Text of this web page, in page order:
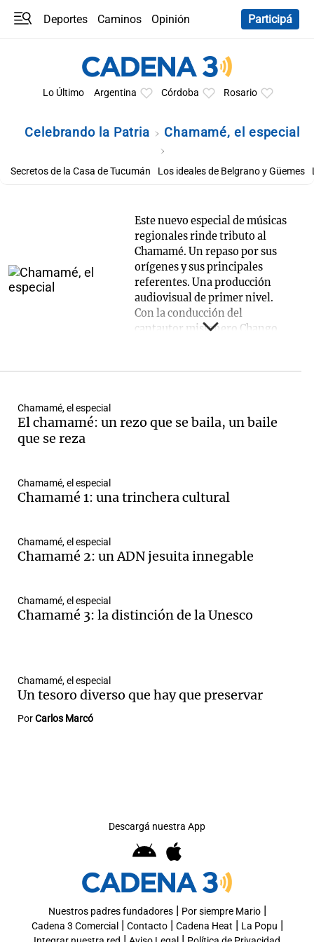
Deportes Caminos
Opinión
Participá
Lo Último Argentina Córdoba Rosario
Celebrando la Patria Chamamé, el especial
Secretos de la Casa de Tucumán Los ideales de Belgrano y Güemes
Este nuevo especial de músicas
regionales rinde tributo al
Chamamé. Un repaso por sus
orígenes y sus principales
referentes. Una producción
audiovisual de primer nivel.
Con la conducción del
cantautor misionero Chango
Conducción: Chango Spasiuk.
Locución: Gloria Tomás y
Gaudio y Érika Andújar.
Chamamé, el especial
El chamamé: un rezo que se baila, un baile
que se reza
Chamamé, el especial
Chamamé 1: una trinchera cultural
Chamamé, el especial
Chamamé 2: un ADN jesuita innegable
Chamamé, el especial
Chamamé 3: la distinción de la Unesco
Chamamé, el especial
Un tesoro diverso que hay que preservar
PorCarlos Marcó
Descargá nuestra App
Nuestros padres fundadores| Por siempre Mario|
Cadena 3 Comercial | Contacto| Cadena Heat | La Popu |
Notas